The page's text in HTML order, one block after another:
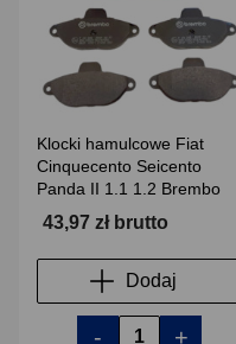
Klocki hamulcowe Fiat
Cinquecento Seicento
Panda II 1.1 1.2 Brembo
43,97 zł brutto
Dodaj
- +